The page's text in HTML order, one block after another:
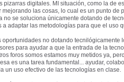
pizarras digitales. MI situación, como la de
las cosas, lo cual es un punto de
no se soluciona únicamente dotando de
a adaptar las metodologías para que el uso
oportunidades no dotando tecnilógicamente
para ayudar a que la entrada de la
foros somos estamos muy metidos ya,
es una tarea fundamental... ayudar,
un uso efectivo de las tecnologías en clase.